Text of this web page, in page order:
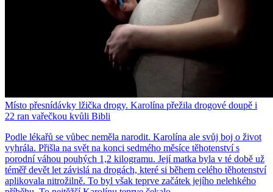
Místo přesnídávky lžička drogy. Karolína přežila drogové doupě i
22 ran vařečkou kvůli Bibli
Podle lékařů se vůbec neměla narodit. Karolína ale svůj boj o život
vyhrála. Přišla na svět na konci sedmého měsíce těhotenství s
porodní váhou pouhých 1,2 kilogramu. Její matka byla v té době už
téměř devět let závislá na drogách, které si během celého těhotenství
aplikovala nitrožilně. To byl však teprve začátek jejího nelehkého